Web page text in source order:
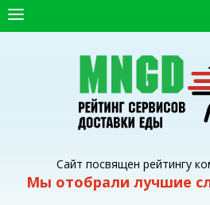
Сайт посвящен рейтингу
Мы отобрали лучшие
СЕРВИСЫ
СТАТЬИ